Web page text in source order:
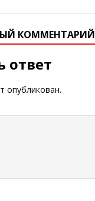
ni
y ь
КОММЕНТАРИЙ
ответ
опубликован.